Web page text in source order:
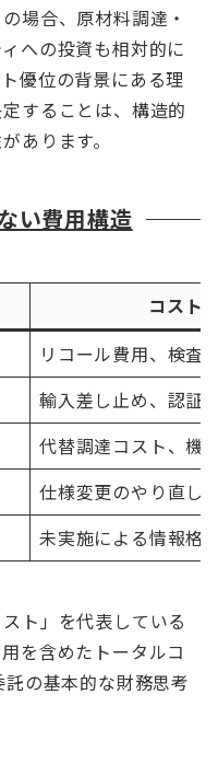
場合、原材料調達・
への投資も相対的に
優位の背景にある理
することは、構造的
あります。
い費用構造
コスト
リコール費用、検査
輸入差し止め、認証
代替調達コスト、機
仕様変更のやり直し
未実施による情報格
ト」を代表している
を含めたトータルコ
の基本的な財務思考